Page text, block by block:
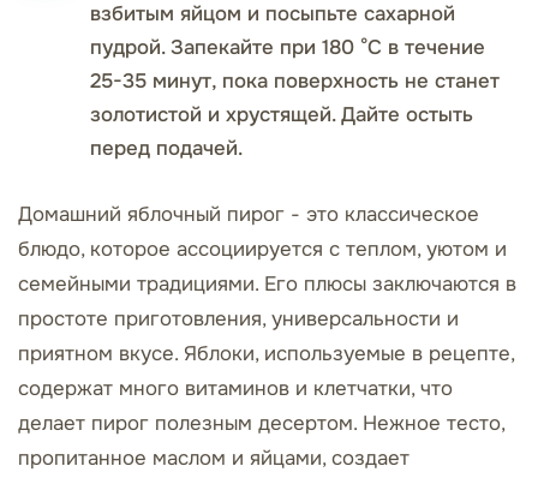
взбитым яйцом и посыпьте сахарной
пудрой. Запекайте при 180 °C в течение
25-35 минут, пока поверхность не станет
золотистой и хрустящей. Дайте остыть
перед подачей.
Домашний яблочный пирог - это классическое
блюдо, которое ассоциируется с теплом, уютом и
семейными традициями. Его плюсы заключаются в
простоте приготовления, универсальности и
приятном вкусе. Яблоки, используемые в рецепте,
содержат много витаминов и клетчатки, что
делает пирог полезным десертом. Нежное тесто,
пропитанное маслом и яйцами, создает